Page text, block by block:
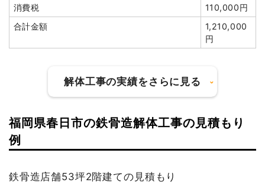
建物の種類/構造
総額 62万2,160円
品名 数量 単価
金額
木造住宅12坪1階建て
12坪 36,300円
435,600円
室内残置物撤去
消費税
110,000円
合計金額
1,210,000
円
解体工事の実績をさらに見る
建物解体費用 133万5,600円
福岡県春日市の鉄骨造解体工事の見積もり
例
鉄骨造店舗53坪2階建ての見積もり